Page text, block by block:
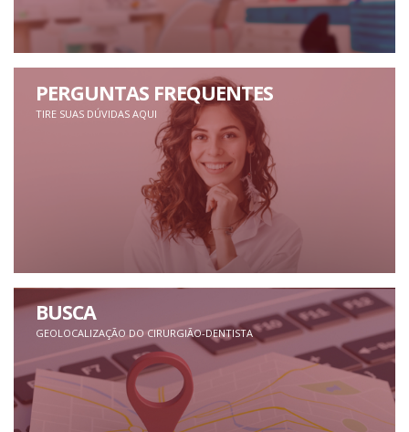
PERGUNTAS FREQUENTES
TIRE SUAS DÚVIDAS AQUI
BUSCA
GEOLOCALIZAÇÃO DO CIRURGIÃO-DENTISTA